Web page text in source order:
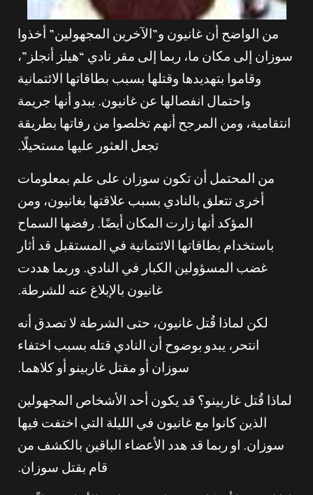
من الواضح أن غانيون و”الآخرين المجهولين” أخذوا
سوزان إلى مكان ما، ربما إلى مقر نادي “هيلز أنجلز”،
وقاموا بتهديدها وقتلها بسبب بطاقاتها الائتمانية
واحتمال انفصالها عن غانيون. يبدو أنها جريمة
انتقامية، ومن المرجح أنهم تخلصوا من رفاتها بطريقة
تجعل العثور عليها مستحيلًا.
من المحتمل أن تكون سوزان على علم بمعلومات
أخرى تتعلق بالنادي بسبب علاقتها بغانيون، ومن
المؤكد أنها زارت المكان أيضًا. رفضها السماح
باستخدام بطاقاتها الائتمانية في المستقبل قد أثار
غضب المسؤولين الكبار في النادي. وربما هددت
غانيون بالإبلاغ عنه للشرطة.
لكن لماذا قُتل غانيون، حتى الشرطة لا تصدق أنه
انتحر، يبدو بوضوح أن النادي قتله بسبب اختفاء
سوزان أو مقتل غاربينو أو كلاهما.
لماذا قُتل غاربينو؟ قد يكون أحد الأشخاص المجهولين
الذين كانوا مع غانيون في الليلة التي اختفت فيها
سوزان. او ربما قد هدد الأعضاء الباقين بالكشف من
قام بقتل سوزان.